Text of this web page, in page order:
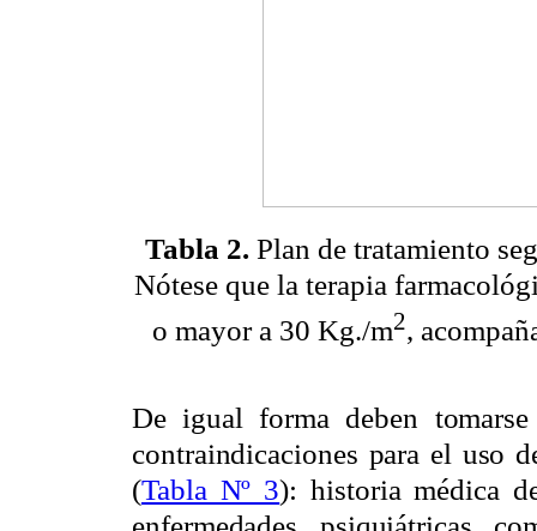
Tabla 2. Plan de tratamiento
Nótese que la terapia
o mayor a 30 Kg./m2,
De igual forma deben
contraindicaciones para el uso
(Tabla Nº 3): historia médica